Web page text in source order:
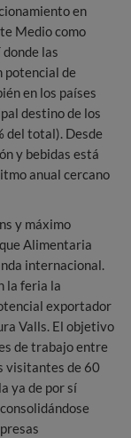
en
Medio como
las
potencial de
en los países
destino de los
del total). Desde
y bebidas está
anual cercano
y máximo
Alimentaria
internacional.
la feria la
exportador
Valls. El objetivo
de trabajo entre
visitantes de 60
ya de por sí